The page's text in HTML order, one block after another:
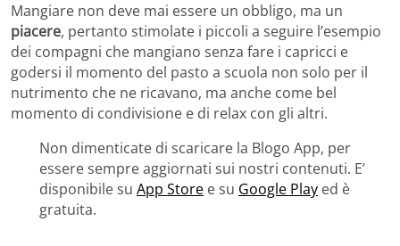
Mangiare non deve mai essere un obbligo, ma un
piacere, pertanto stimolate i piccoli a seguire l’esempio
dei compagni che mangiano senza fare i capricci e
godersi il momento del pasto a scuola non solo per il
nutrimento che ne ricavano, ma anche come bel
momento di condivisione e di relax con gli altri.
Non dimenticate di scaricare la Blogo App, per
essere sempre aggiornati sui nostri contenuti. E’
disponibile su App Store e su Google Play ed è
gratuita.